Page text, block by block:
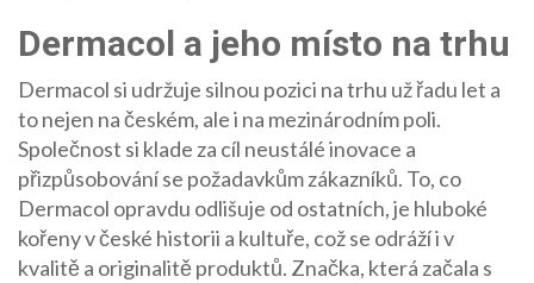
Dermacol a jeho místo na trhu
Dermacol si udržuje silnou pozici na trhu už řadu let a
to nejen na českém, ale i na mezinárodním poli.
Společnost si klade za cíl neustálé inovace a
přizpůsobování se požadavkům zákazníků. To, co
Dermacol opravdu odlišuje od ostatních, je hluboké
kořeny v české historii a kultuře, což se odráží i v
kvalitě a originalitě produktů. Značka, která začala s